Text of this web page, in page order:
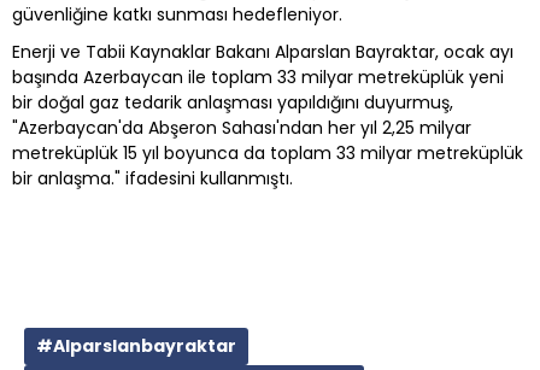
güvenliğine katkı sunması hedefleniyor.
Enerji ve Tabii Kaynaklar Bakanı Alparslan Bayraktar, ocak ayı
başında Azerbaycan ile toplam 33 milyar metreküplük yeni
bir doğal gaz tedarik anlaşması yapıldığını duyurmuş,
"Azerbaycan'da Abşeron Sahası'ndan her yıl 2,25 milyar
metreküplük 15 yıl boyunca da toplam 33 milyar metreküplük
bir anlaşma." ifadesini kullanmıştı.
#Alparslanbayraktar